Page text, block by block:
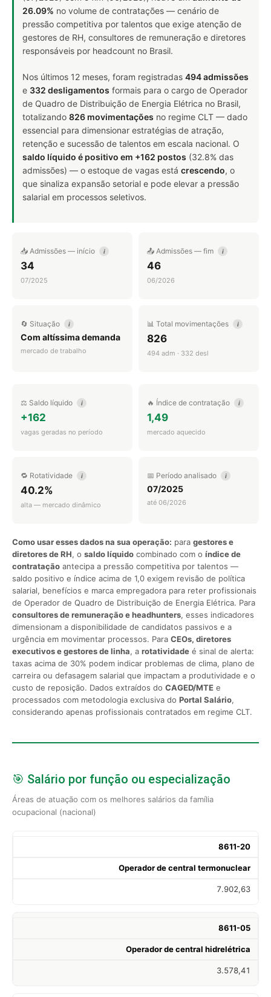
26.09% no volume de contratações — cenário de
pressão competitiva por talentos que exige atenção de
gestores de RH, consultores de remuneração e diretores
responsáveis por headcount no Brasil.
Nos últimos 12 meses, foram registradas 494 admissões
e 332 desligamentos formais para o cargo de Operador
de Quadro de Distribuição de Energia Elétrica no Brasil,
totalizando 826 movimentações no regime CLT — dado
essencial para dimensionar estratégias de atração,
retenção e sucessão de talentos em escala nacional. O
saldo líquido é positivo em +162 postos (32.8% das
admissões) — o estoque de vagas está crescendo, o
que sinaliza expansão setorial e pode elevar a pressão
salarial em processos seletivos.
📥 Admissões — início i
34
07/2025
📤 Admissões — fim i
46
06/2026
🔄 Situação i
Com altíssima demanda
mercado de trabalho
📊 Total movimentações i
826
494 adm · 332 desl
⚖️ Saldo líquido i
+162
vagas geradas no período
🔥 Índice de contratação i
1,49
mercado aquecido
🔁 Rotatividade i
40.2%
alta — mercado dinâmico
📅 Período analisado i
07/2025
até 06/2026
Como usar esses dados na sua operação: para gestores e
diretores de RH, o saldo líquido combinado com o índice de
contratação antecipa a pressão competitiva por talentos —
saldo positivo e índice acima de 1,0 exigem revisão de política
salarial, benefícios e marca empregadora para reter profissionais
de Operador de Quadro de Distribuição de Energia Elétrica. Para
consultores de remuneração e headhunters, esses indicadores
dimensionam a disponibilidade de candidatos passivos e a
urgência em movimentar processos. Para CEOs, diretores
executivos e gestores de linha, a rotatividade é sinal de alerta:
taxas acima de 30% podem indicar problemas de clima, plano de
carreira ou defasagem salarial que impactam a produtividade e o
custo de reposição. Dados extraídos do CAGED/MTE e
processados com metodologia exclusiva do Portal Salário,
considerando apenas profissionais contratados em regime CLT.
🎯 Salário por função ou especialização
Áreas de atuação com os melhores salários da família
ocupacional (nacional)
8611-20
Operador de central termonuclear
7.902,63
8611-05
Operador de central hidrelétrica
3.578,41